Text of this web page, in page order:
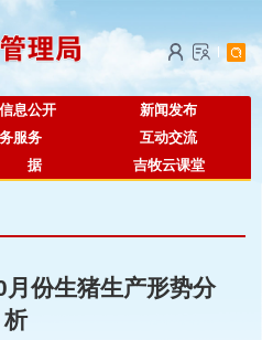
息公开
新闻发布
服务
互动交流
据 吉牧云课堂
份生猪生产形势分
析